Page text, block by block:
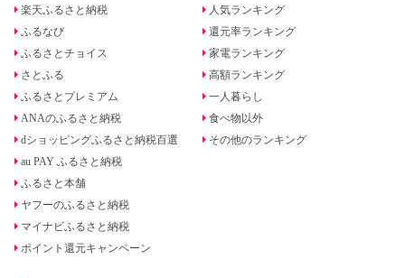
楽天ふるさと納税
ふるなび
ふるさとチョイス
さとふる
ふるさとプレミアム
ANAのふるさと納税
dショッピングふるさと納税百選
au PAY ふるさと納税
ふるさと本舗
ヤフーのふるさと納税
マイナビふるさと納税
ポイント還元キャンペーン
人気ランキング
還元率ランキング
家電ランキング
高額ランキング
一人暮らし
食べ物以外
その他のランキング